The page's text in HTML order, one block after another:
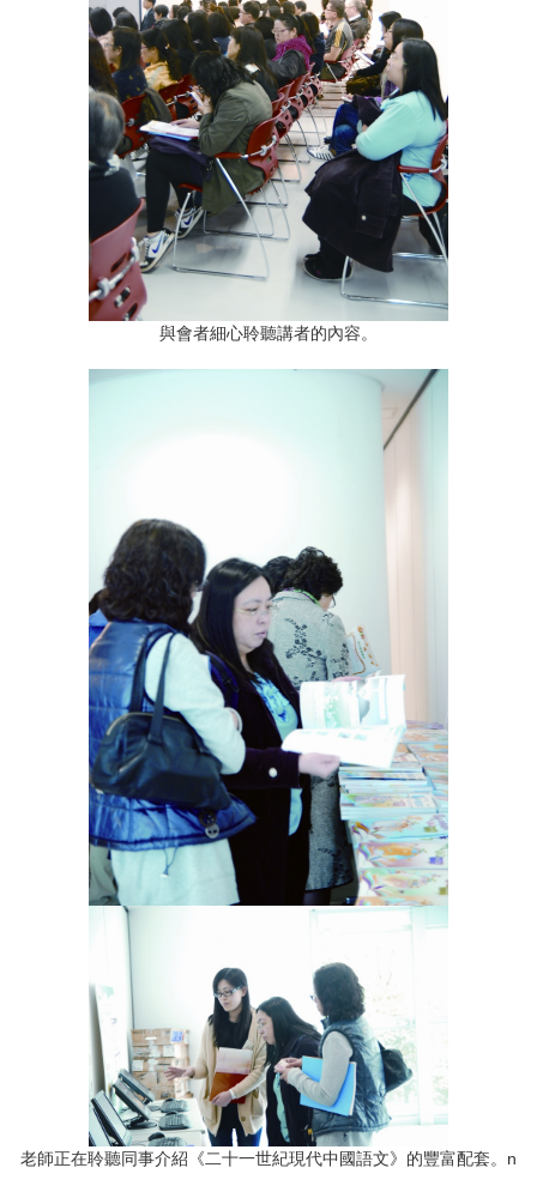
與會者細心聆聽講者的內容。
老師正在聆聽同事介紹《二十一世紀現代中國語文》的豐富配套。n